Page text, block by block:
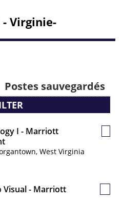
Virginie-
Postes sauvegardés
I - Marriott
West Virginia
Visual - Marriott